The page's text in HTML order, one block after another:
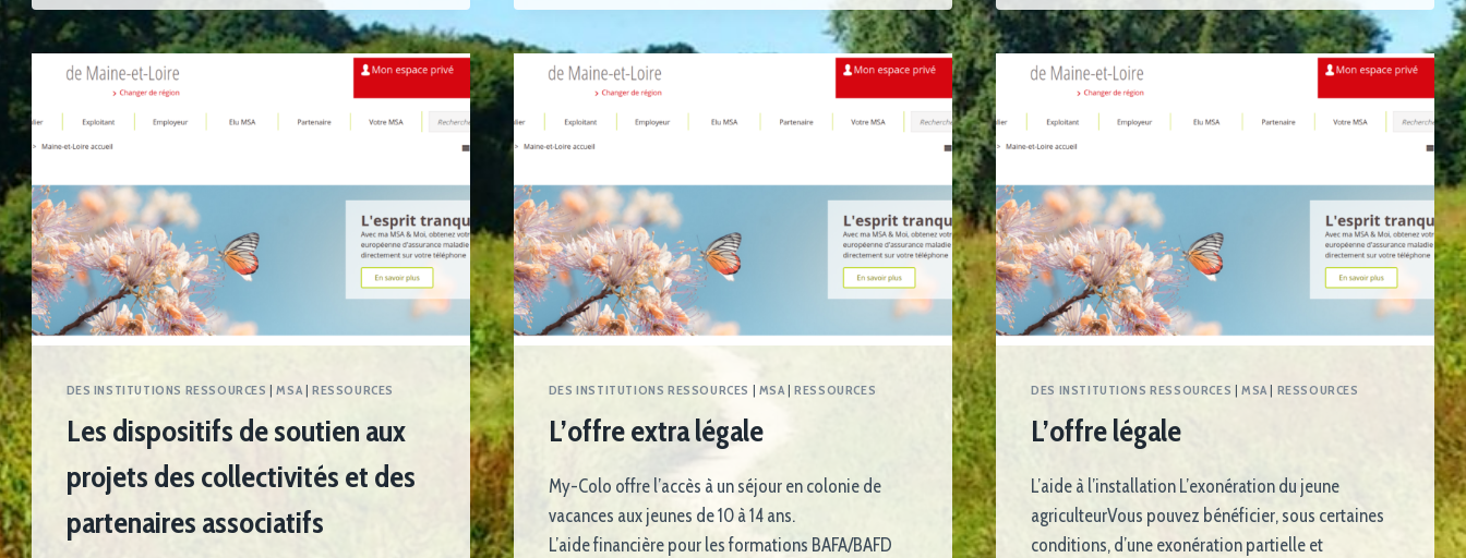
DES INSTITUTIONS RESSOURCES |MSA| RESSOURCES
Les dispositifs de soutien aux
projets des collectivités et des
partenaires associatifs
DES INSTITUTIONS RESSOURCES MSA|RESSOURCES
L’offre extra légale
My-Colo offre l’accès à un séjour en colonie de
vacances aux jeunes de 10 à 14 ans.
L’aide financière pour les formations BAFA/BAFD
DES INSTITUTIONS RESSOURCES |MSA| RESSOURCES
L’offre légale
L’aide à l’installation L’exonération du jeune
agriculteurVous pouvez bénéficier, sous certaines
conditions, d’une exonération partielle et